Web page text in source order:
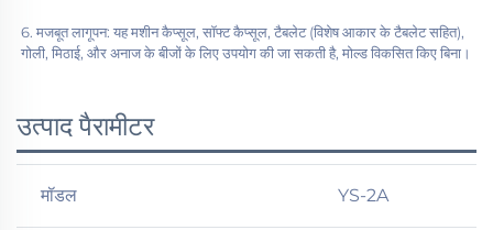
6. मजबूत लागूपन: यह मशीन कैप्सूल, सॉफ्ट कैप्सूल, टैबलेट (विशेष आकार के टैबलेट सहित),
उत्पाद पैरामीटर
​मॉडल YS-2A